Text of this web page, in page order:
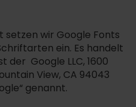
wir Google Fonts
ein. Es handelt
der Google LLC, 1600
View, CA 94043
genannt.